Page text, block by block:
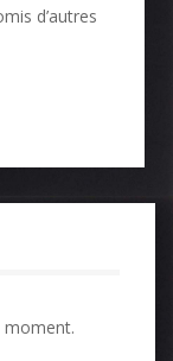
d’autres
moment.